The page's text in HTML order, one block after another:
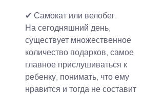
✔ Самокат или велобег.
На сегодняшний день,
существует множественное
количество подарков, самое
главное прислушиваться к
ребенку, понимать, что ему
нравится и тогда не составит